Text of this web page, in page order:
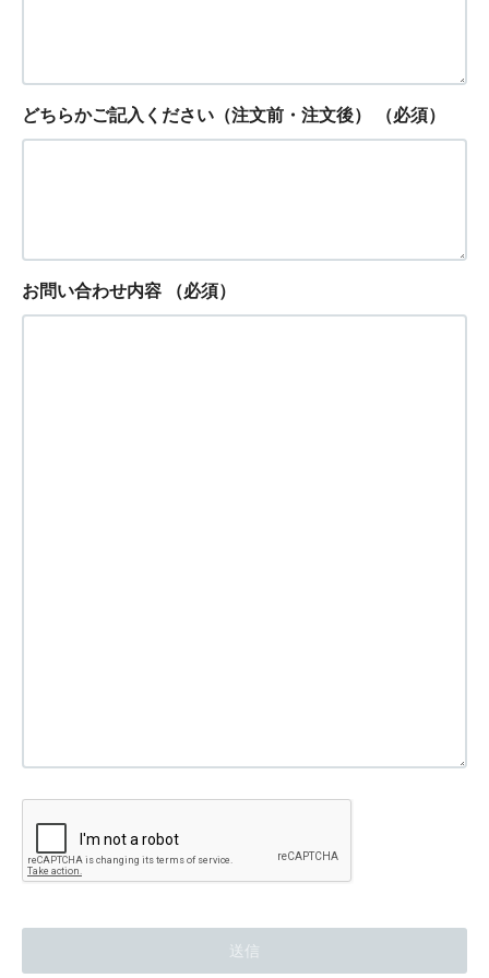
どちらかご記入ください（注文前・注文後） （必須）
お問い合わせ内容 （必須）